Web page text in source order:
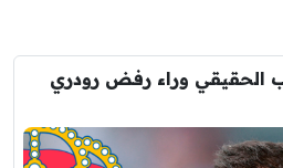
الحقيقي وراء رفض رودري